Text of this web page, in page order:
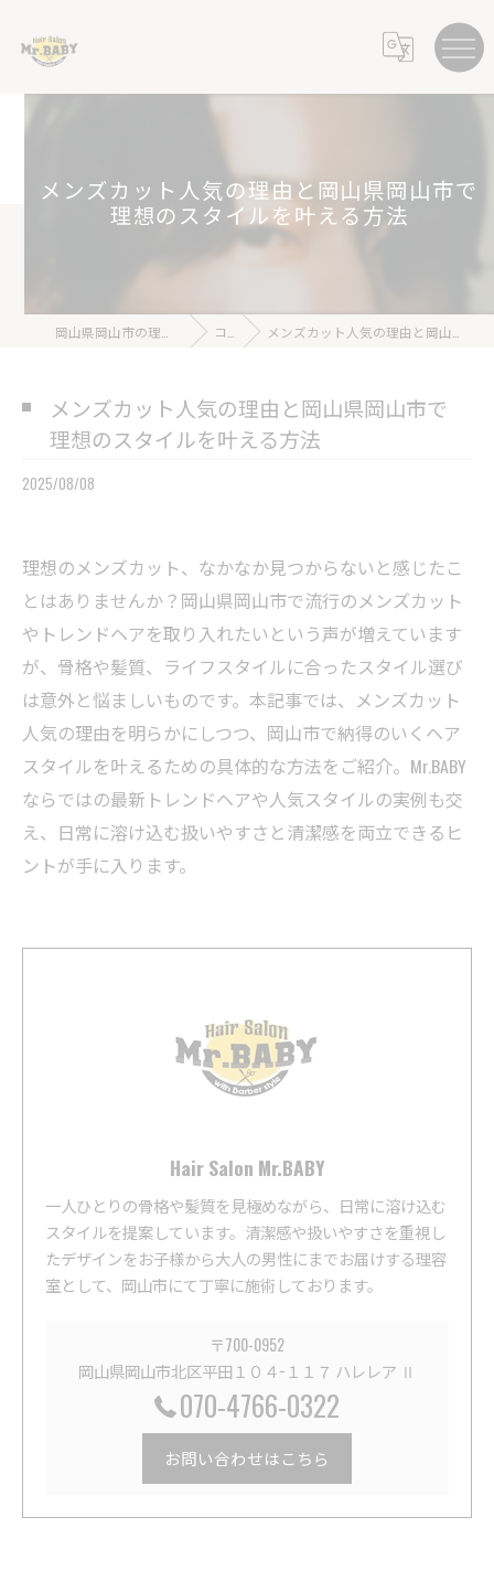
メンズカット人気の理由と岡山県岡山市で
理想のスタイルを叶える方法
コラム メンズカット人気の理由と岡山県岡山市で理想のスタイルを叶える方法
メンズカット人気の理由と岡山県岡山市で
理想のスタイルを叶える方法
2025/08/08
理想のメンズカット、なかなか見つからないと感じたこ
とはありませんか？岡山県岡山市で流行のメンズカット
やトレンドヘアを取り入れたいという声が増えています
が、骨格や髪質、ライフスタイルに合ったスタイル選び
は意外と悩ましいものです。本記事では、メンズカット
人気の理由を明らかにしつつ、岡山市で納得のいくヘア
スタイルを叶えるための具体的な方法をご紹介。Mr.BABY
ならではの最新トレンドヘアや人気スタイルの実例も交
え、日常に溶け込む扱いやすさと清潔感を両立できるヒ
ントが手に入ります。
Hair Salon Mr.BABY
一人ひとりの骨格や髪質を見極めながら、日常に溶け込む
スタイルを提案しています。清潔感や扱いやすさを重視し
たデザインをお子様から大人の男性にまでお届けする理容
室として、岡山市にて丁寧に施術しております。
〒700-0952
岡山県岡山市北区平田１０４−１１７ ハレレア Ⅱ
070-4766-0322
お問い合わせはこちら